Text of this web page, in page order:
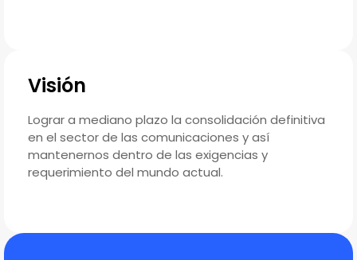
Visión
Lograr a mediano plazo la consolidación definitiva
en el sector de las comunicaciones y así
mantenernos dentro de las exigencias y
requerimiento del mundo actual.